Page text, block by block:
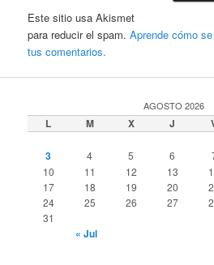
Este sitio usa Akismet
para reducir el spam.Aprende cómo
tus comentarios.
AGOSTO 2026
L M X J
3 4 5 6
10
11 12 13
17
18 19 20
24
25 26 27
31
« Jul